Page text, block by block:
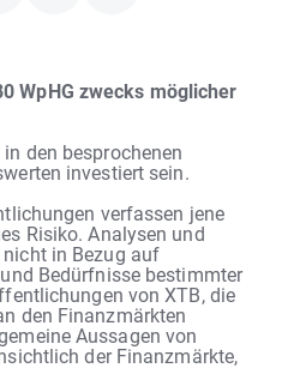
WpHG zwecks möglicher
den besprochenen
investiert sein.
verfassen jene
Risiko. Analysen und
in Bezug auf
Bedürfnisse bestimmter
von XTB, die
den Finanzmärkten
Aussagen von
der Finanzmärkte,